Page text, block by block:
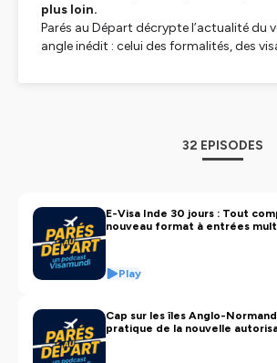
plus loin.
Parés au Départ décrypte l’actualité du
angle inédit : celui des formalités, des
Les tendances qui impactent les
restrictions, eVisas, exemptions.
Des focus sur des destinations
sensibles.
Des conseils exclusifs pour anticiper
déplacements sans stress.
32 EPISODES
E-Visa Inde 30 jours : Tout
nouveau format à entrées
Play
Cap sur les îles Anglo-
pratique de la nouvelle